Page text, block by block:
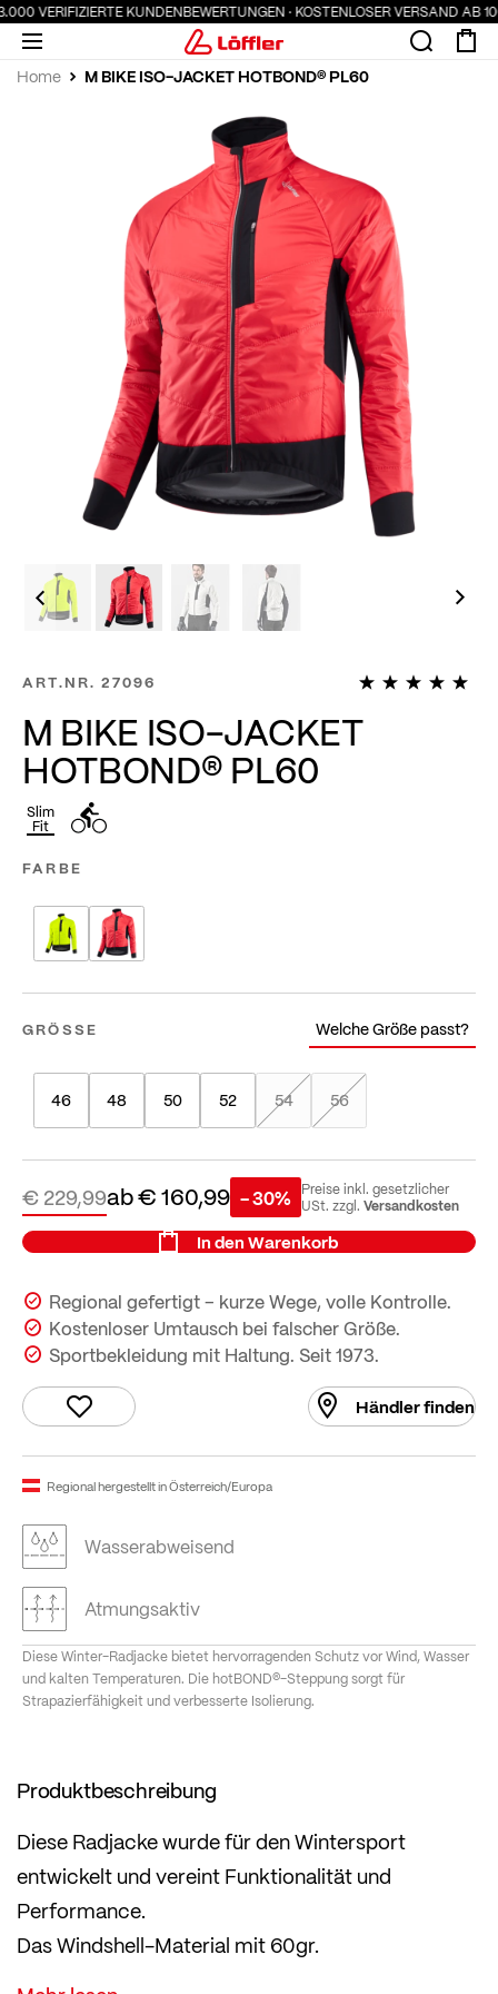
KUNDENBEWERTUNGEN · KOSTENLOSER VERSAND AB 100
Home M BIKE ISO-JACKET HOTBOND® PL60
ART.NR. 27096
M BIKE ISO-JACKET
HOTBOND® PL60
Slim
Fit
FARBE
GRÖSSE Welche Größe passt?
46 48 50 52 54 56
ab€ 160,99
€ 229,99 - 30% Preise inkl. gesetzlicher
USt. zzgl. Versandkosten
In den Warenkorb
Regional gefertigt – kurze Wege, volle Kontrolle.
Kostenloser Umtausch bei falscher Größe.
Sportbekleidung mit Haltung. Seit 1973.
Händler finden
Regional hergestellt in Österreich/Europa
Wasserabweisend
Atmungsaktiv
Diese Winter-Radjacke bietet hervorragenden Schutz vor Wind, Wasser
und kalten Temperaturen. Die hotBOND®-Steppung sorgt für
Strapazierfähigkeit und verbesserte Isolierung.
Produktbeschreibung
Diese Radjacke wurde für den Wintersport
entwickelt und vereint Funktionalität und
Performance.
Das Windshell-Material mit 60gr.
PrimaLoft®GOLD-Isolierung und einem